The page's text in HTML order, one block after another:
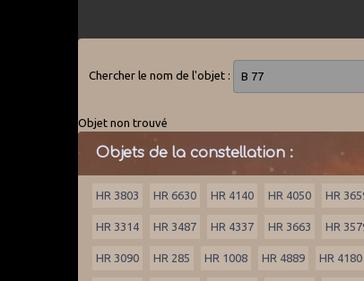
Chercher le nom de l'objet :
Objet non trouvé
Objets de la constellation :
HR 3803 HR 6630 HR 4140 HR 4050 HR
HR 3314 HR 3487 HR 4337 HR 3663 HR
HR 3090 HR 285 HR 1008 HR 4889 HR 4180